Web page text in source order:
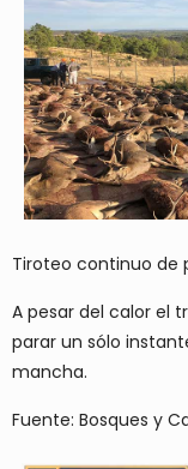
Tiroteo continuo de
A pesar del calor el
parar un sólo
mancha.
Fuente: Bosques y